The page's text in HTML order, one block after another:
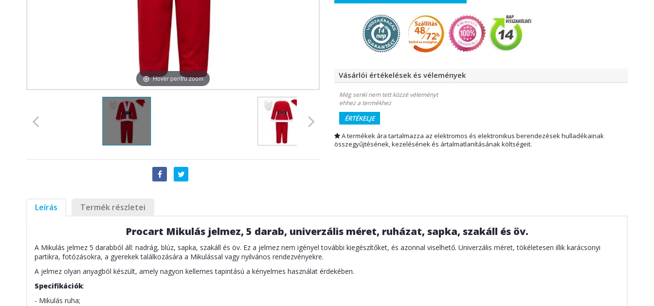
Hover pentru zoom Vásárlói értékelések és vélemények
Még senki nem tett közzé véleményt
ehhez a termékhez
ÉRTÉKELJE
A termékek ára tartalmazza az elektromos és elektronikus berendezések hulladékainak
összegyűjtésének, kezelésének és ártalmatlanításának költségeit.
Leírás Termék részletei
Procart Mikulás jelmez, 5 darab, univerzális méret, ruházat, sapka, szakáll és öv.
A Mikulás jelmez 5 darabból áll: nadrág, blúz, sapka, szakáll és öv. Ez a jelmez nem igényel további kiegészítőket, és azonnal viselhető. Univerzális méret, tökéletesen illik karácsonyi
partikra, fotózásokra, a gyerekek találkozására a Mikulással vagy nyilvános rendezvényekre.
A jelmez olyan anyagból készült, amely nagyon kellemes tapintású a kényelmes használat érdekében.
Specifikációk:
- Mikulás ruha;